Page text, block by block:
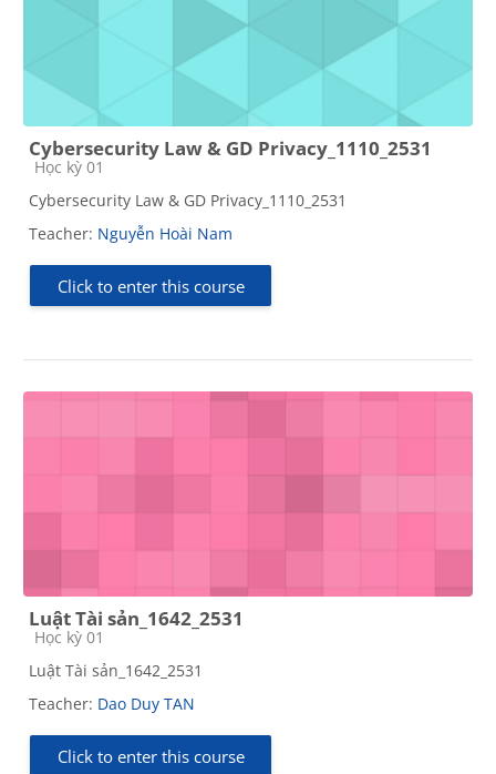
Cybersecurity Law & GD Privacy_1110_2531
Course category
Học kỳ 01
Cybersecurity Law & GD Privacy_1110_2531
Teacher: Nguyễn Hoài Nam
Click to enter this course
Luật Tài sản_1642_2531
Course category
Học kỳ 01
Luật Tài sản_1642_2531
Teacher: Dao Duy TAN
Click to enter this course